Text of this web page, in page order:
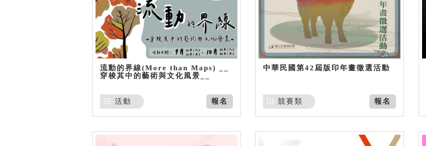
流動的界線(More than Maps) __
穿梭其中的藝術與文化風景__
報名
活動
中華民國第42屆版印年畫徵選活動
報名
競賽類